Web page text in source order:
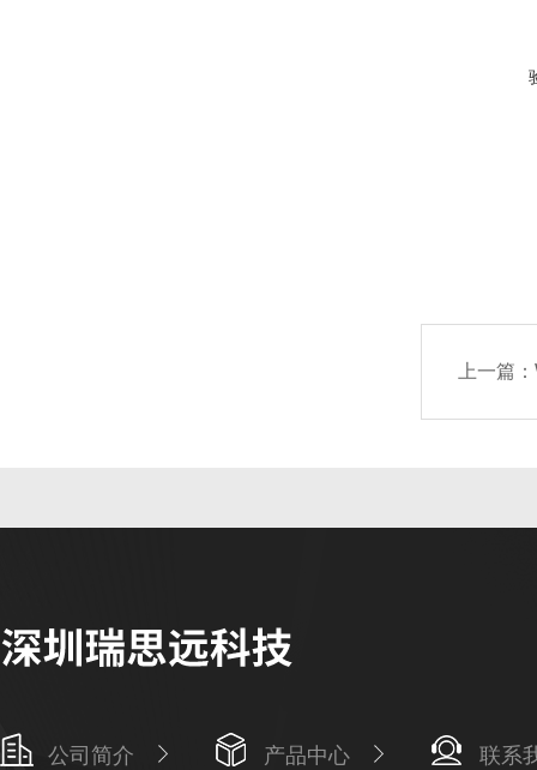
上一篇：
公司简介 产品中心 联系